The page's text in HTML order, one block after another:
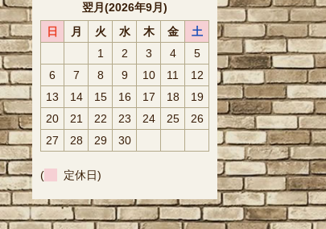
翌月(2026年9月)
日
月 火 水 木 金
土
1
2 3 4
5
6
7 8 9 10 11
12
13
14 15 16 17 18
19
20
21 22 23 24 25
26
27
28 29 30
( 定休日)